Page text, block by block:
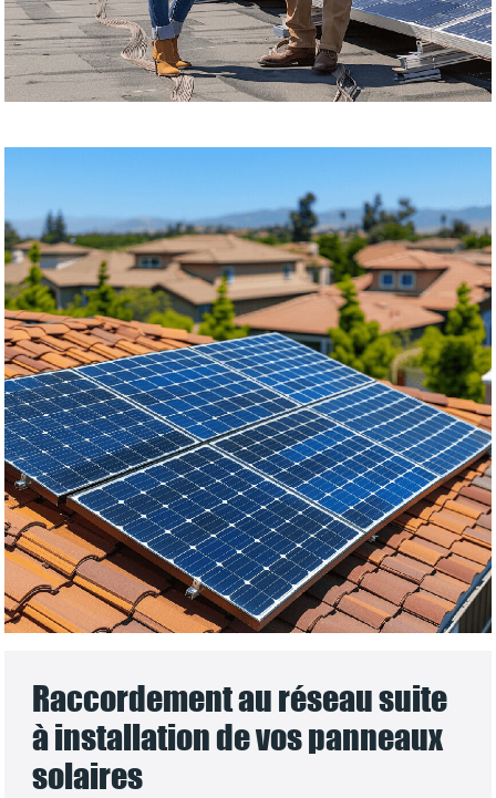
Raccordement au réseau suite
à installation de vos panneaux
solaires